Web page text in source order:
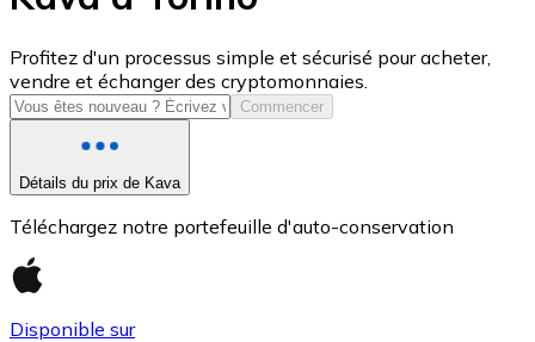
USD Coin
USDC
Profitez d'un processus simple et sécurisé pour acheter,
vendre et échanger des cryptomonnaies.
Commencer
Détails du prix de Kava
Téléchargez notre portefeuille d'auto-conservation
Disponible sur